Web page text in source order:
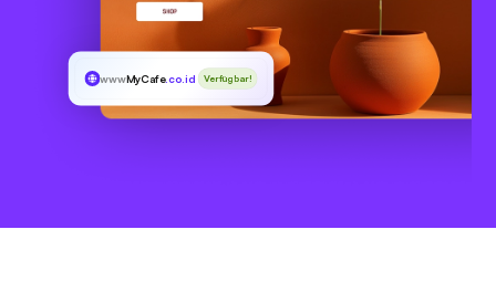
wwwMyCafe.co.id Verfügbar!